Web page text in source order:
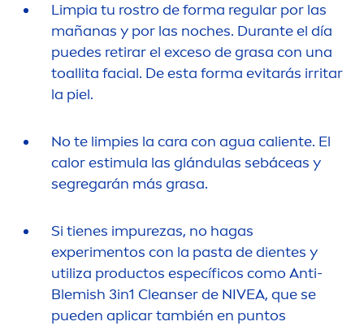
Limpia tu rostro de forma regular por las
mañanas y por las noches. Durante el día
puedes retirar el exceso de grasa con una
toallita facial. De esta forma evitarás irritar
la piel.
No te limpies la cara con agua caliente. El
calor estimula las glándulas sebáceas y
segregarán más grasa.
Si tienes impurezas, no hagas
experimentos con la pasta de dientes y
utiliza productos específicos como Anti-
Blemish 3in1 Cleanser de NIVEA, que se
pueden aplicar también en puntos